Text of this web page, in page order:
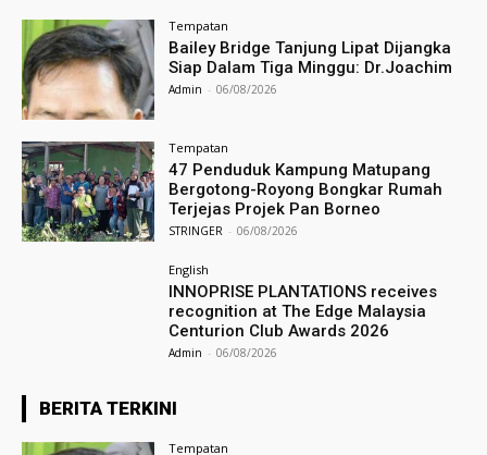
Tempatan
Bailey Bridge Tanjung Lipat Dijangka
Siap Dalam Tiga Minggu: Dr.Joachim
Admin - 06/08/2026
Tempatan
47 Penduduk Kampung Matupang
Bergotong-Royong Bongkar Rumah
Terjejas Projek Pan Borneo
STRINGER - 06/08/2026
English
INNOPRISE PLANTATIONS receives
recognition at The Edge Malaysia
Centurion Club Awards 2026
Admin - 06/08/2026
BERITA TERKINI
Tempatan